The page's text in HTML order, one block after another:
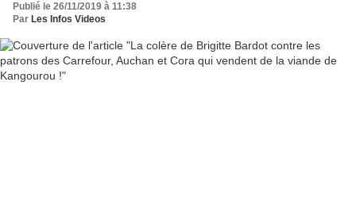
Publié le 26/11/2019 à 11:38
Par Les Infos Videos